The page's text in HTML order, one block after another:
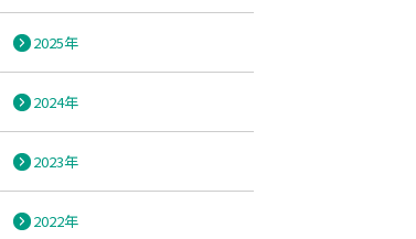
2025年
2024年
2023年
2022年